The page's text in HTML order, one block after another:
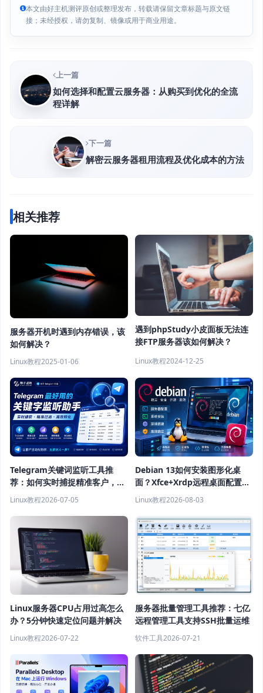
本文由好主机测评原创或整理发布，转载请保留文章标题与原文链
接；未经授权，请勿复制、镜像或用于商业用途。
上一篇
如何选择和配置云服务器：从购买到优化的全流
程详解
下一篇
解密云服务器租用流程及优化成本的方法
相关推荐
服务器开机时遇到内存错误，该
如何解决？
Linux教程2025-01-06
遇到phpStudy小皮面板无法连
接FTP服务器该如何解决？
Linux教程2024-12-25
Telegram关键词监听工具推
荐：如何实时捕捉精准客户，提
高获客效率？
Linux教程2026-07-05
Debian 13如何安装图形化桌
面？Xfce+Xrdp远程桌面配置教
程
Linux教程2026-08-03
Linux服务器CPU占用过高怎么
办？5分钟快速定位问题并解决
Linux教程2026-07-22
服务器批量管理工具推荐：七亿
远程管理工具支持SSH批量运维
软件工具2026-07-21